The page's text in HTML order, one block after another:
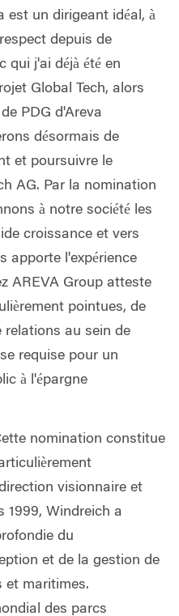
est un dirigeant idéal, à
depuis de
qui j'ai déjà été en
Global Tech, alors
PDG d'Areva
désormais de
et poursuivre le
AG. Par la nomination
à notre société les
croissance et vers
apporte l'expérience
AREVA Group atteste
pointues, de
relations au sein de
requise pour un
à l'épargne
nomination constitue
visionnaire et
1999, Windreich a
du
et de la gestion de
et maritimes.
des parcs